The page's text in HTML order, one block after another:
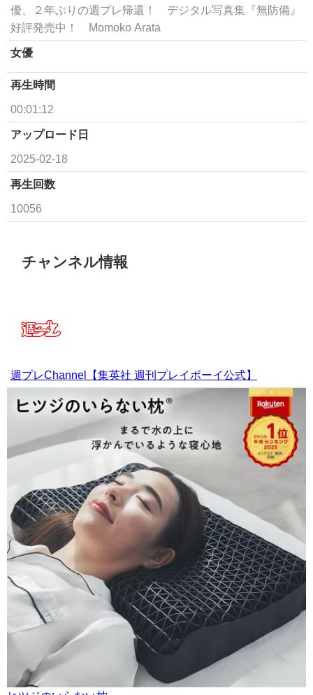
優、２年ぶりの週プレ帰還！ デジタル写真集『無防備』
好評発売中！ Momoko Arata
女優
再生時間
00:01:12
アップロード日
2025-02-18
再生回数
10056
チャンネル情報
週プレChannel【集英社 週刊プレイボーイ公式】